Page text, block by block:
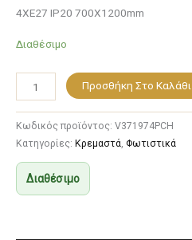
4ΧΕ27 IP20 700Χ1200mm
Διαθέσιμο
Προσθήκη Στο Καλάθι
Κωδικός προϊόντος: V371974PCH
Κατηγορίες: Κρεμαστά, Φωτιστικά
Διαθέσιμο